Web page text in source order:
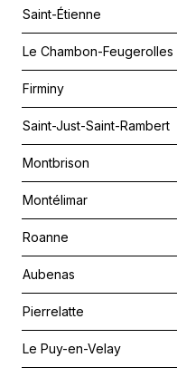
Saint-Étienne
Le Chambon-Feugerolles
Firminy
Saint-Just-Saint-Rambert
Montbrison
Montélimar
Roanne
Aubenas
Pierrelatte
Le Puy-en-Velay